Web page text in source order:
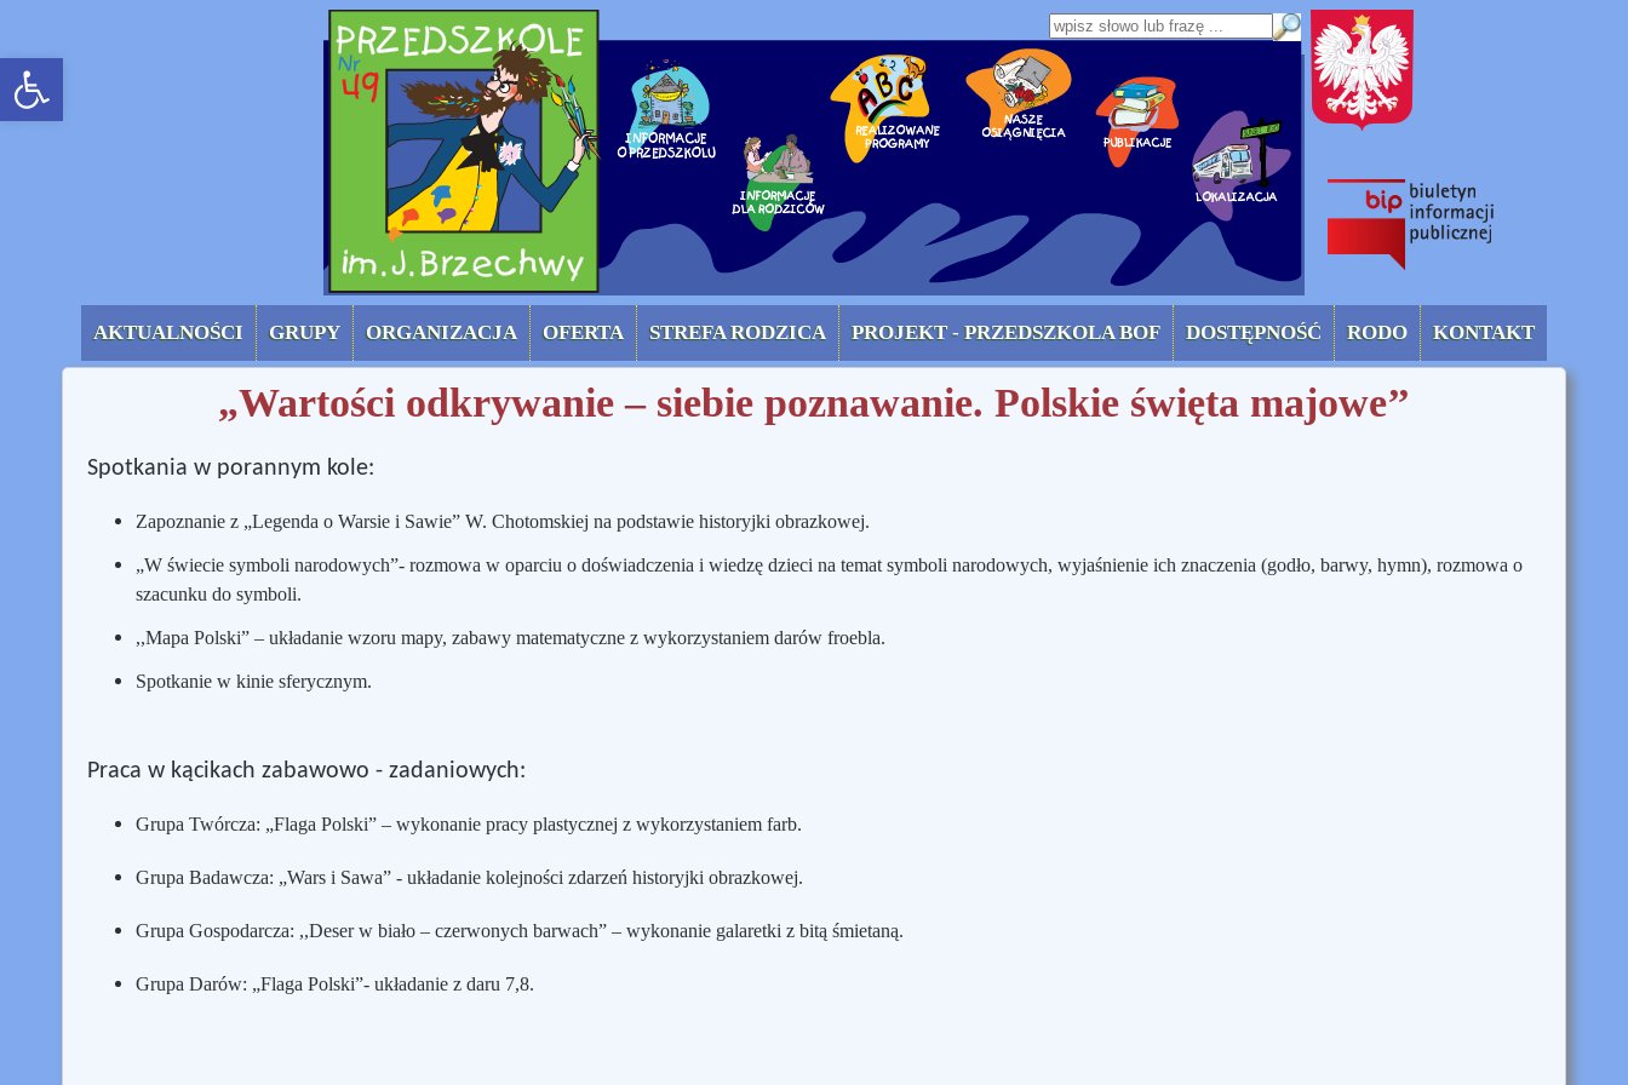
rozwiń/zwiń panel
Wpisz słowo lub frazę
menu górne (uproszczone)
AKTUALNOŚCI GRUPY ORGANIZACJA OFERTA STREFA RODZICA PROJEKT - PRZEDSZKOLA BOF DOSTĘPNOŚĆ RODO KONTAKT
„Wartości odkrywanie – siebie poznawanie. Polskie święta majowe’’
Spotkania w porannym kole:
Zapoznanie z „Legenda o Warsie i Sawie” W. Chotomskiej na podstawie historyjki obrazkowej.
„W świecie symboli narodowych”- rozmowa w oparciu o doświadczenia i wiedzę dzieci na temat symboli narodowych, wyjaśnienie ich znaczenia (godło, barwy, hymn), rozmowa o
szacunku do symboli.
,,Mapa Polski” – układanie wzoru mapy, zabawy matematyczne z wykorzystaniem darów froebla.
Spotkanie w kinie sferycznym.
Praca w kącikach zabawowo - zadaniowych:
Grupa Twórcza: „Flaga Polski” – wykonanie pracy plastycznej z wykorzystaniem farb.
Grupa Badawcza: „Wars i Sawa” - układanie kolejności zdarzeń historyjki obrazkowej.
Grupa Gospodarcza: ,,Deser w biało – czerwonych barwach” – wykonanie galaretki z bitą śmietaną.
Grupa Darów: „Flaga Polski”- układanie z daru 7,8.